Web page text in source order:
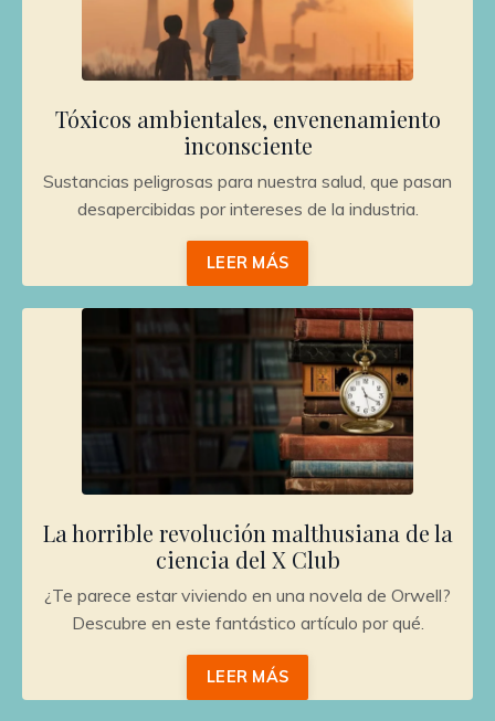
Tóxicos ambientales, envenenamiento
inconsciente
Sustancias peligrosas para nuestra salud, que pasan
desapercibidas por intereses de la industria.
LEER MÁS
La horrible revolución malthusiana de la
ciencia del X Club
¿Te parece estar viviendo en una novela de Orwell?
Descubre en este fantástico artículo por qué.
LEER MÁS